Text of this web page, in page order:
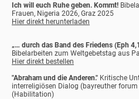
Ich will euch Ruhe geben. Kommt!
Frauen, Nigeria 2026, Graz 2025
Hier direkt herunterladen
„… durch das Band des Friedens (Eph
Bibelarbeiten zum Weltgebetstag aus
Hier direkt bestellen
"Abraham und die Anderen." Kritische
interreligiösen Dialog (bayreuther
(Habilitation)